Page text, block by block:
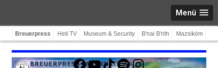
Menü
Breuerpress Heti TV Museum & Security B'nai B'rith Mazsiköm
Facebook
YouTube
TikTokSpotifyInstagram